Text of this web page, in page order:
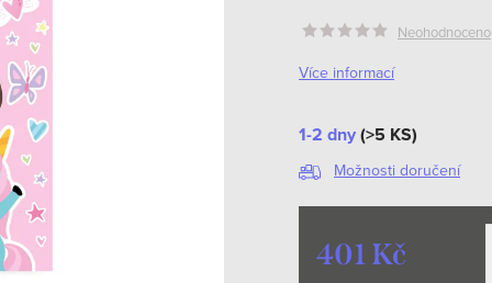
Neohodnoceno
Více informací
1-2 dny(>5 KS)
Možnosti doručení
401 Kč